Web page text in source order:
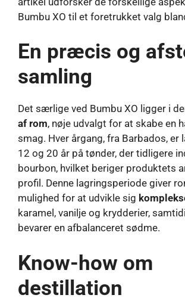
Bumbu XO til et foretrukket valg
En præcis og
samling
Det særlige ved Bumbu XO ligger i
af rom, nøje udvalgt for at skabe en
smag. Hver årgang, fra Barbados, er
12 og 20 år på tønder, der tidligere
bourbon, hvilket beriger produktets
profil. Denne lagringsperiode giver
mulighed for at udvikle sig
karamel, vanilje og krydderier,
bevarer en afbalanceret sødme.
Know-how om
destillation